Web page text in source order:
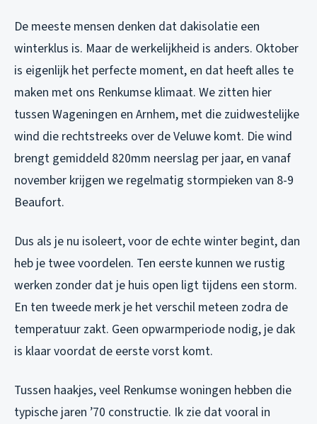
De meeste mensen denken dat dakisolatie een
winterklus is. Maar de werkelijkheid is anders. Oktober
is eigenlijk het perfecte moment, en dat heeft alles te
maken met ons Renkumse klimaat. We zitten hier
tussen Wageningen en Arnhem, met die zuidwestelijke
wind die rechtstreeks over de Veluwe komt. Die wind
brengt gemiddeld 820mm neerslag per jaar, en vanaf
november krijgen we regelmatig stormpieken van 8-9
Beaufort.
Dus als je nu isoleert, voor de echte winter begint, dan
heb je twee voordelen. Ten eerste kunnen we rustig
werken zonder dat je huis open ligt tijdens een storm.
En ten tweede merk je het verschil meteen zodra de
temperatuur zakt. Geen opwarmperiode nodig, je dak
is klaar voordat de eerste vorst komt.
Tussen haakjes, veel Renkumse woningen hebben die
typische jaren ’70 constructie. Ik zie dat vooral in